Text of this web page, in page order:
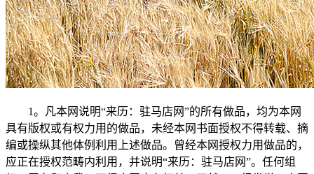
1。凡本网说明“来历：驻马店网”的所有做品，均为本网
具有版权或有权力用的做品，未经本网书面授权不得转载、摘
编或操纵其他体例利用上述做品。曾经本网授权力用做品的，
应正在授权范畴内利用，并说明“来历：驻马店网”。任何组